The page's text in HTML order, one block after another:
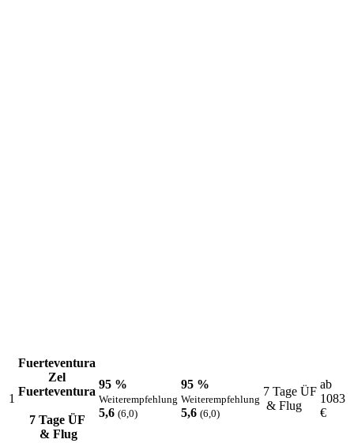
1
Fuerteventura
Zel
Fuerteventura
7 Tage ÜF
& Flug
95 %
Weiterempfehlung
5,6 (6,0)
95 %
Weiterempfehlung
5,6 (6,0)
7 Tage ÜF
& Flug
ab
1083
€